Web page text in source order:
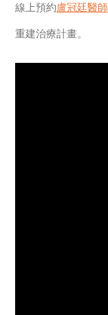
線上預約盧冠廷醫師
重建治療計畫。